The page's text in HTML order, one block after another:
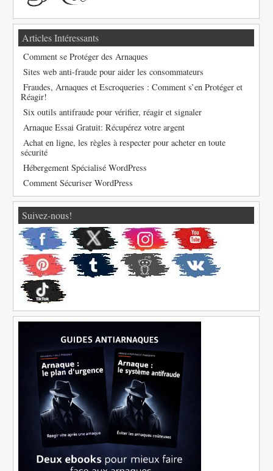
Articles Intéressants
Comment se Protéger des Arnaques
Sites web anti-fraude pour aider les consommateurs
Fraudes, Arnaques et Escroqueries : Comment s’en Protéger et
Réagir!
Six outils antifraude pour vérifier, réagir et signaler
Arnaque Essai Gratuit: Récupérez votre argent
Achat en ligne, les règles à respecter pour acheter en toute
sécurité
Hébergement Spécialisé WordPress
Comment Sécuriser WordPress
Suivez-nous!